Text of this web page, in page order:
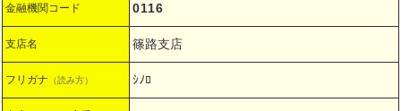
金融機関コード 0116
支店名 篠路支店
フリガナ （読み方） ｼﾉﾛ